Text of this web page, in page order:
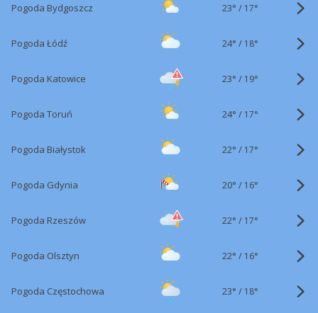
Pogoda Bydgoszcz 23° / 17°
Pogoda Łódź 24° / 18°
Pogoda Katowice 23° / 19°
Pogoda Toruń 24° / 17°
Pogoda Białystok 22° / 17°
Pogoda Gdynia 20° / 16°
Pogoda Rzeszów 22° / 17°
Pogoda Olsztyn 22° / 16°
Pogoda Częstochowa 23° / 18°